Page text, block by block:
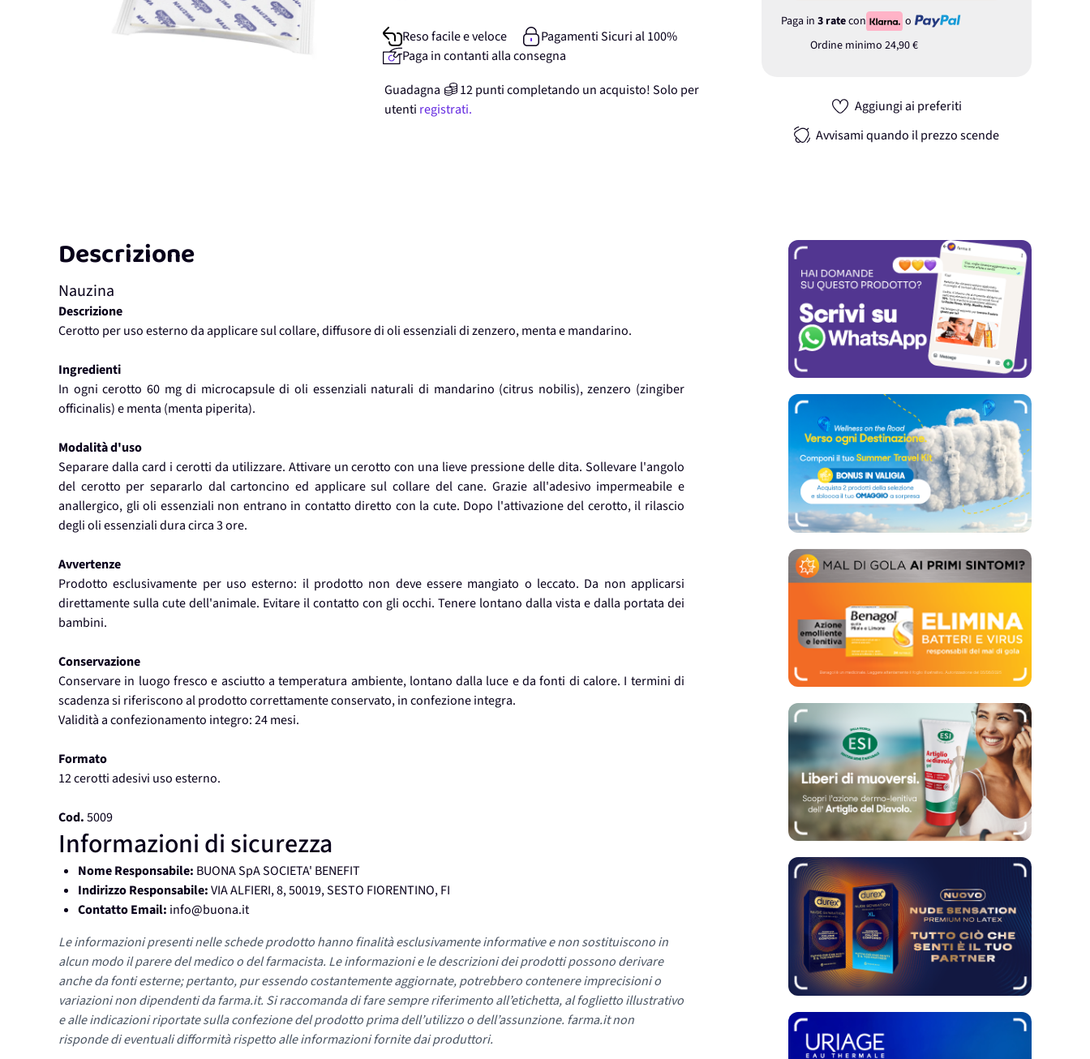
Paga in 3 ratecon
o
Ordine minimo 24,90 €
Aggiungi ai preferiti
Avvisami quando il prezzo scende
Reso facile e veloce
Pagamenti Sicuri al 100%
Paga in contanti alla consegna
Guadagna
12punticompletando un acquisto! Solo per
utenti registrati.
Descrizione
Nauzina
Descrizione
Cerotto per uso esterno da applicare sul collare, diffusore di oli essenziali di zenzero, menta e mandarino.
Ingredienti
In ogni cerotto 60 mg di microcapsule di oli essenziali naturali di mandarino (citrus nobilis), zenzero (zingiber
officinalis) e menta (menta piperita).
Modalità d'uso
Separare dalla card i cerotti da utilizzare. Attivare un cerotto con una lieve pressione delle dita. Sollevare l'angolo
del cerotto per separarlo dal cartoncino ed applicare sul collare del cane. Grazie all'adesivo impermeabile e
anallergico, gli oli essenziali non entrano in contatto diretto con la cute. Dopo l'attivazione del cerotto, il rilascio
degli oli essenziali dura circa 3 ore.
Avvertenze
Prodotto esclusivamente per uso esterno: il prodotto non deve essere mangiato o leccato. Da non applicarsi
direttamente sulla cute dell'animale. Evitare il contatto con gli occhi. Tenere lontano dalla vista e dalla portata dei
bambini.
Conservazione
Conservare in luogo fresco e asciutto a temperatura ambiente, lontano dalla luce e da fonti di calore. I termini di
scadenza si riferiscono al prodotto correttamente conservato, in confezione integra.
Validità a confezionamento integro: 24 mesi.
Formato
12 cerotti adesivi uso esterno.
Cod.5009
Informazioni di sicurezza
Nome Responsabile: BUONA SpA SOCIETA' BENEFIT
Indirizzo Responsabile:VIA ALFIERI, 8, 50019, SESTO FIORENTINO, FI
Contatto Email: info@buona.it
Le informazioni presenti nelle schede prodotto hanno finalità esclusivamente informative e non sostituiscono in
alcun modo il parere del medico o del farmacista. Le informazioni e le descrizioni dei prodotti possono derivare
anche da fonti esterne; pertanto, pur essendo costantemente aggiornate, potrebbero contenere imprecisioni o
variazioni non dipendenti da farma.it. Si raccomanda di fare sempre riferimento all’etichetta, al foglietto illustrativo
e alle indicazioni riportate sulla confezione del prodotto prima dell’utilizzo o dell’assunzione. farma.it non
risponde di eventuali difformità rispetto alle informazioni fornite dai produttori.